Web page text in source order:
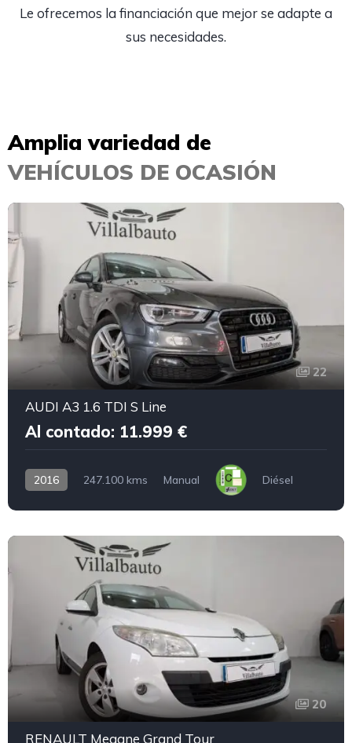
Le ofrecemos la financiación que mejor se adapte a
sus necesidades.
Amplia variedad de
VEHÍCULOS DE OCASIÓN
22
AUDI A3 1.6 TDI S Line
Al contado: 11.999 €
2016 247.100 kms Manual Diésel
20
RENAULT Megane Grand Tour